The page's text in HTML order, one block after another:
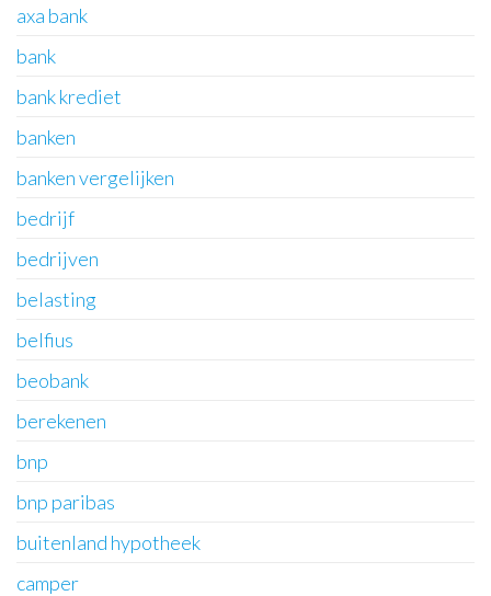
axa bank
bank
bank krediet
banken
banken vergelijken
bedrijf
bedrijven
belasting
belfius
beobank
berekenen
bnp
bnp paribas
buitenland hypotheek
camper